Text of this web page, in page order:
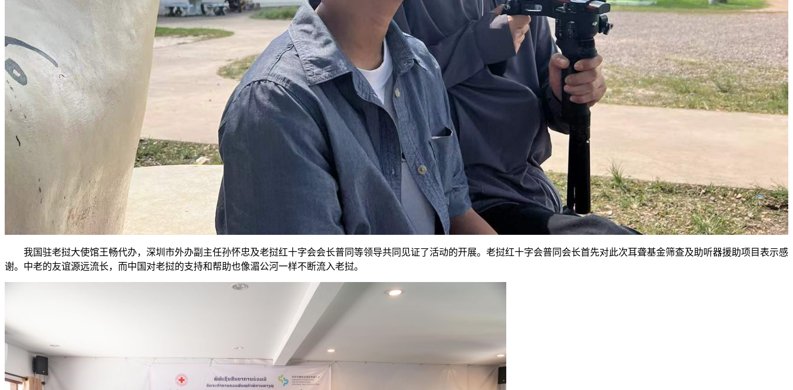
我国驻老挝大使馆王畅代办，深圳市外办副主任孙怀忠及老挝红十字会会长普同等领导共同见证了活动的开展。老挝红十字会普同会长首先对此次耳聋基金筛查及助听器援助项目表示感
谢。中老的友谊源远流长，而中国对老挝的支持和帮助也像湄公河一样不断流入老挝。